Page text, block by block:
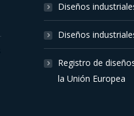
Diseños
Diseños
Registro de
la Unión Europea